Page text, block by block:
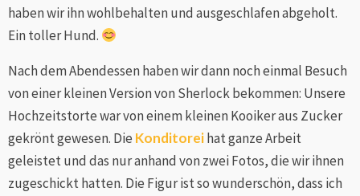
haben wir ihn wohlbehalten und ausgeschlafen abgeholt.
Ein toller Hund.
Nach dem Abendessen haben wir dann noch einmal Besuch
von einer kleinen Version von Sherlock bekommen: Unsere
Hochzeitstorte war von einem kleinen Kooiker aus Zucker
gekrönt gewesen. Die Konditoreihat ganze Arbeit
geleistet und das nur anhand von zwei Fotos, die wir ihnen
zugeschickt hatten. Die Figur ist so wunderschön, dass ich